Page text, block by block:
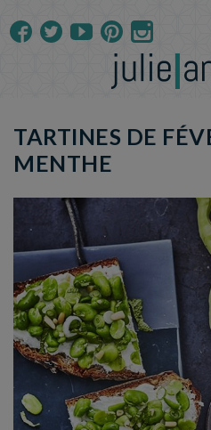
TARTINES DE
MENTHE